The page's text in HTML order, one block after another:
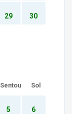
29 30
Sentou Sol
5 6